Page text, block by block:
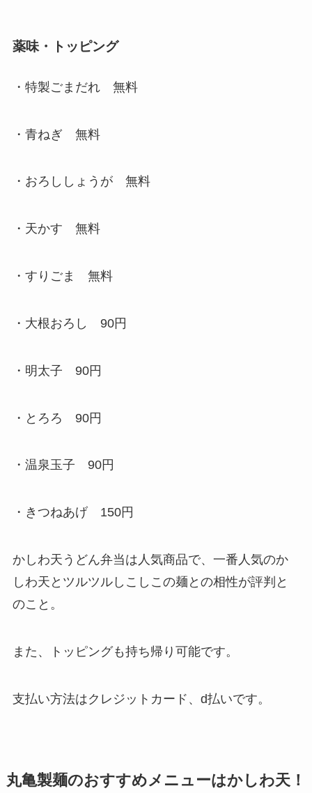
薬味・トッピング
・特製ごまだれ 無料
・青ねぎ 無料
・おろししょうが 無料
・天かす 無料
・すりごま 無料
・大根おろし 90円
・明太子 90円
・とろろ 90円
・温泉玉子 90円
・きつねあげ 150円
かしわ天うどん弁当は人気商品で、一番人気のか
しわ天とツルツルしこしこの麺との相性が評判と
のこと。
また、トッピングも持ち帰り可能です。
支払い方法はクレジットカード、d払いです。
丸亀製麺のおすすめメニューはかしわ天！